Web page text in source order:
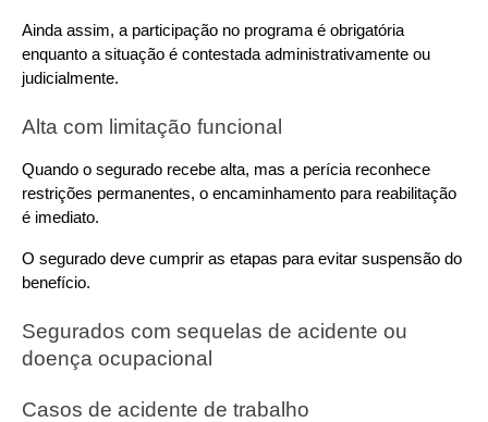
Ainda assim, a participação no programa é obrigatória
enquanto a situação é contestada administrativamente ou
judicialmente.
Alta com limitação funcional
Quando o segurado recebe alta, mas a perícia reconhece
restrições permanentes, o encaminhamento para reabilitação
é imediato.
O segurado deve cumprir as etapas para evitar suspensão do
benefício.
Segurados com sequelas de acidente ou
doença ocupacional
Casos de acidente de trabalho